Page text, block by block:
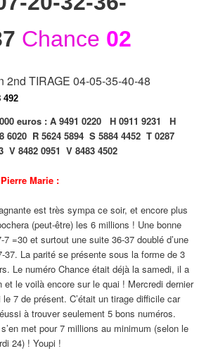
Chance 02
2nd TIRAGE 04-05-35-40-48
492
euros :A 9491 0220H 0911 9231H
6020 R 5624 5894S 5884 4452T 0287
V 8482 0951V 8483 4502
Marie :
est très sympa ce soir, et encore plus
(peut-être) les 6 millions ! Une bonne
=30 et surtout une suite 36-37 doublé d’une
37. La parité se présente sous la forme de 3
Le numéro Chance était déjà la samedi, il a
et le voilà encore sur le quai ! Mercredi dernier
7 de présent. C’était un tirage difficile car
à trouver seulement 5 bons numéros.
met pour 7 millions au minimum (selon le
24) ! Youpi !